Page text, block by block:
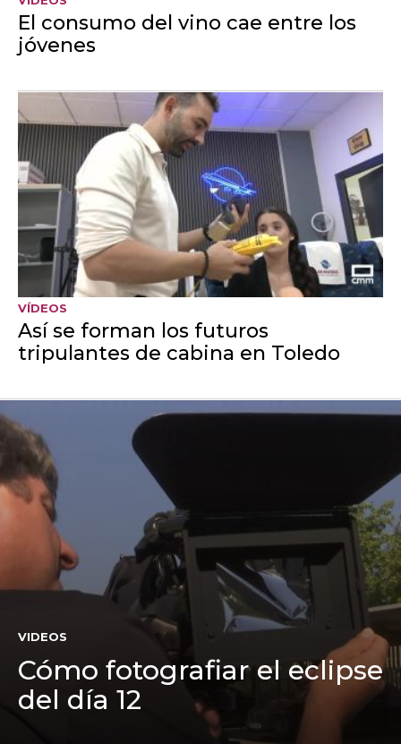
Concurso CMM
Estos son los 15 municipios
más votados para convertirse
en 'El Pueblo Más Bonito' de
la región 2026
El concurso transmedia de la televisión regional pública
presentado por Mariló Leal celebra su décima edición
con 15 nuevas localidades elegidas por los votos de los
EN TELEVISIÓN